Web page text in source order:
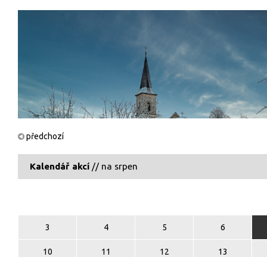
předchozí
Kalendář akcí // na srpen
3 4 5 6
10 11 12 13